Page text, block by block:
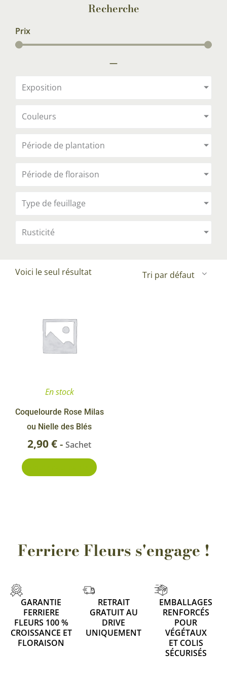
Recherche
Prix
—
Exposition
Couleurs
Période de plantation
Période de floraison
Type de feuillage
Rusticité
Voici le seul résultat
En stock
Coquelourde Rose Milas
ou Nielle des Blés
2,90€- Sachet
Ferriere Fleurs s'engage !
GARANTIE
FERRIERE
FLEURS 100 %
CROISSANCE ET
FLORAISON
RETRAIT
GRATUIT AU
DRIVE
UNIQUEMENT
EMBALLAGES
RENFORCÉS
POUR
VÉGÉTAUX
ET COLIS
SÉCURISÉS